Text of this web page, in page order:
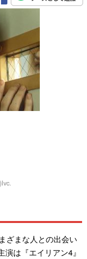
ざまな人との出会い
は『エイリアン4』